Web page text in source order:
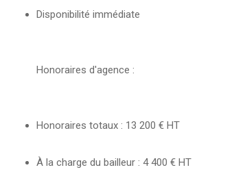
Disponibilité immédiate
Honoraires d'agence :
Honoraires totaux : 13 200 € HT
À la charge du bailleur : 4 400 € HT